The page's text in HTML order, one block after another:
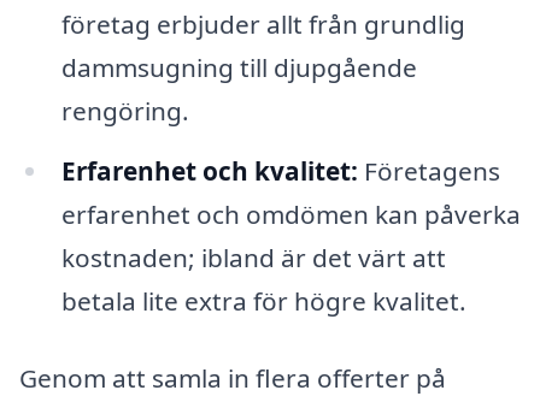
företag erbjuder allt från grundlig
dammsugning till djupgående
rengöring.
Erfarenhet och kvalitet: Företagens
erfarenhet och omdömen kan påverka
kostnaden; ibland är det värt att
betala lite extra för högre kvalitet.
Genom att samla in flera offerter på